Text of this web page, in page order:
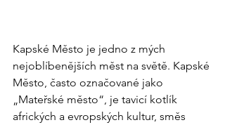
Kapské Město je jedno z mých
nejoblíbenějších měst na světě. Kapské
Město, často označované jako
„Mateřské město“, je tavicí kotlík
afrických a evropských kultur, směs